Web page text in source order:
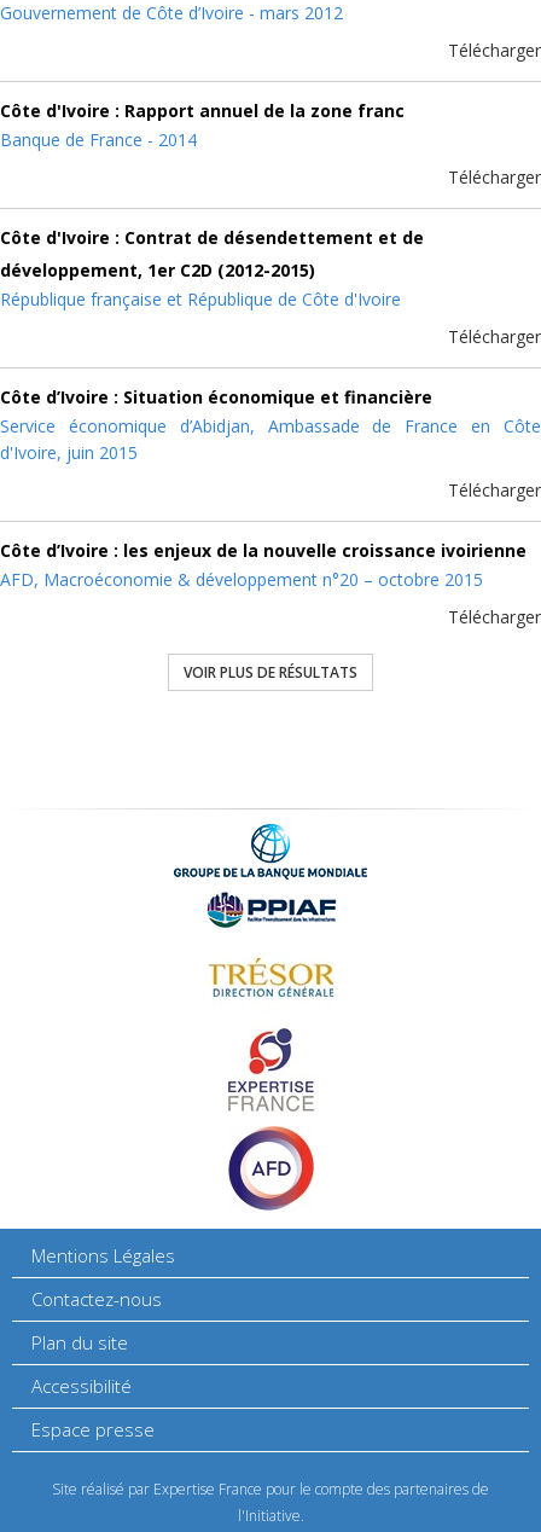
Gouvernement de Côte d’Ivoire - mars 2012
Télécharger
Côte d'Ivoire : Rapport annuel de la zone franc
Banque de France - 2014
Télécharger
Côte d'Ivoire : Contrat de désendettement et de
développement, 1er C2D (2012-2015)
République française et République de Côte d'Ivoire
Télécharger
Côte d’Ivoire : Situation économique et financière
Service économique d’Abidjan, Ambassade de France en Côte
d'Ivoire, juin 2015
Télécharger
Côte d’Ivoire : les enjeux de la nouvelle croissance ivoirienne
AFD, Macroéconomie & développement n°20 – octobre 2015
Télécharger
VOIR PLUS DE RÉSULTATS
Mentions Légales
Contactez-nous
Plan du site
Accessibilité
Espace presse
Site réalisé par Expertise France pour le compte des partenaires de
l'Initiative.